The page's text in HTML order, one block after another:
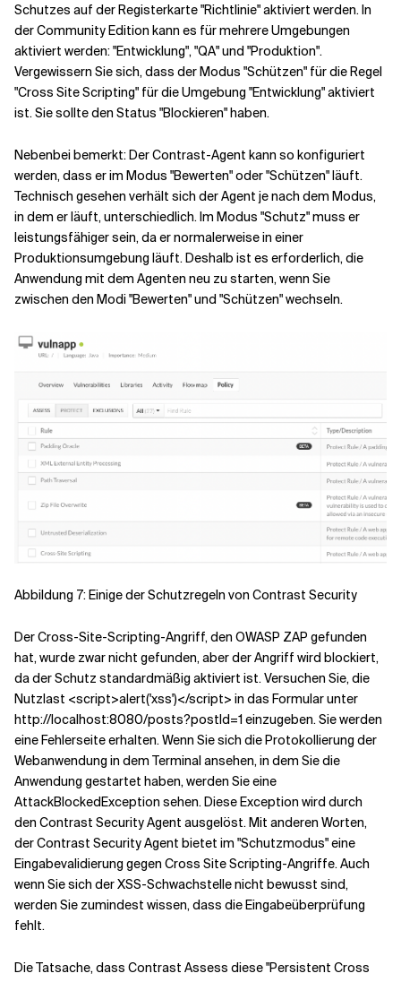
Schutzes auf der Registerkarte "Richtlinie" aktiviert werden. In
der Community Edition kann es für mehrere Umgebungen
aktiviert werden: "Entwicklung", "QA" und "Produktion".
Vergewissern Sie sich, dass der Modus "Schützen" für die Regel
"Cross Site Scripting" für die Umgebung "Entwicklung" aktiviert
ist. Sie sollte den Status "Blockieren" haben.
Nebenbei bemerkt: Der Contrast-Agent kann so konfiguriert
werden, dass er im Modus "Bewerten" oder "Schützen" läuft.
Technisch gesehen verhält sich der Agent je nach dem Modus,
in dem er läuft, unterschiedlich. Im Modus "Schutz" muss er
leistungsfähiger sein, da er normalerweise in einer
Produktionsumgebung läuft. Deshalb ist es erforderlich, die
Anwendung mit dem Agenten neu zu starten, wenn Sie
zwischen den Modi "Bewerten" und "Schützen" wechseln.
Abbildung 7: Einige der Schutzregeln von Contrast Security
Der Cross-Site-Scripting-Angriff, den OWASP ZAP gefunden
hat, wurde zwar nicht gefunden, aber der Angriff wird blockiert,
da der Schutz standardmäßig aktiviert ist. Versuchen Sie, die
Nutzlast <script>alert('xss')</script> in das Formular unter
http://localhost:8080/posts?postId=1 einzugeben. Sie werden
eine Fehlerseite erhalten. Wenn Sie sich die Protokollierung der
Webanwendung in dem Terminal ansehen, in dem Sie die
Anwendung gestartet haben, werden Sie eine
AttackBlockedException sehen. Diese Exception wird durch
den Contrast Security Agent ausgelöst. Mit anderen Worten,
der Contrast Security Agent bietet im "Schutzmodus" eine
Eingabevalidierung gegen Cross Site Scripting-Angriffe. Auch
wenn Sie sich der XSS-Schwachstelle nicht bewusst sind,
werden Sie zumindest wissen, dass die Eingabeüberprüfung
fehlt.
Die Tatsache, dass Contrast Assess diese "Persistent Cross